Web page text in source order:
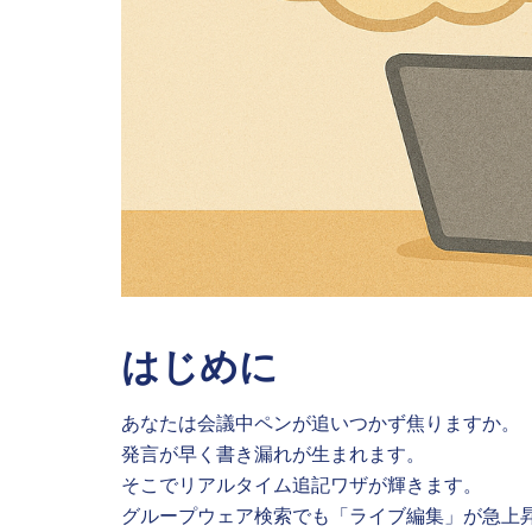
はじめに
あなたは会議中ペンが追いつかず焦りますか。
発言が早く書き漏れが生まれます。
そこでリアルタイム追記ワザが輝きます。
グループウェア検索でも「ライブ編集」が急上